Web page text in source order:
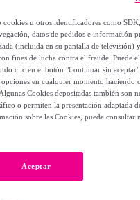
por
cookies u otros identificadores como
datos de pedidos e información
(incluida en su pantalla de televisión)
fines de lucha contra el fraude. Puede
clic en el botón "Continuar sin
en cualquier momento haciendo
Cookies depositadas también son
o permiten la presentación adaptada
sobre las Cookies, puede consultar
Aceptar